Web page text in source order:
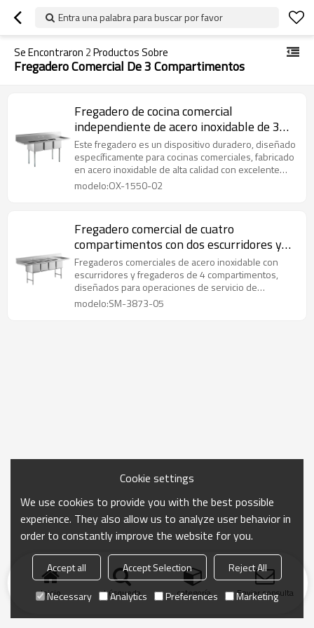
Entra una palabra para buscar por favor
Se Encontraron 2Productos Sobre
Fregadero Comercial De 3 Compartimentos
Fregadero de cocina comercial
independiente de acero inoxidable de 3
compartimentos con escurridor doble
Este fregadero es un dispositivo duradero, diseñado
específicamente para cocinas comerciales, fabricado
en acero inoxidable de alta calidad con excelente
resistencia a la corrosión y fácil de limpiar. Es apto
instalación es flexible y su mantenimiento es
sencillo.
modelo:OX-1550-02
Fregadero comercial de cuatro
compartimentos con dos escurridores y
cubetas.
Fregaderos comerciales de acero inoxidable con
escurridores y fregaderos de 4 compartimentos,
diseñados para operaciones de servicio de
alimentos de alto volumen, con una construcción
modelo:SM-3873-05
Inicio búsqueda categoría Enviar consulta
Cookie settings
We use cookies to provide you with the best possible
experience. They also allow us to analyze user behavior in
order to constantly improve the website for you.
Accept all Accept Selection
Reject All
Necessary
Analytics Preferences Marketing